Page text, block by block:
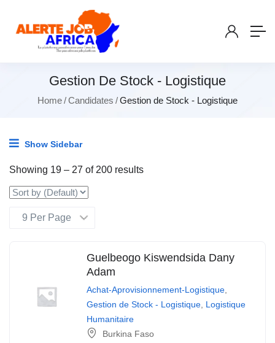
Gestion De Stock - Logistique
Home Candidates Gestion de Stock - Logistique
Show Sidebar
Showing 19 – 27 of 200 results
Guelbeogo Kiswendsida Dany
Adam
Achat-Aprovisionnement-Logistique,
Gestion de Stock - Logistique, Logistique
Humanitaire
Burkina Faso